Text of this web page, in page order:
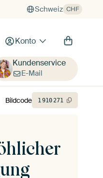
Schweiz CHF
Konto
Kundenservice
E-Mail
Bildcode 1910271